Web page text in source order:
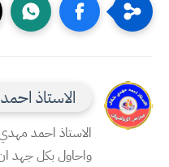
الاستاذ
الاستاذ احمد
واحاول بكل جهد